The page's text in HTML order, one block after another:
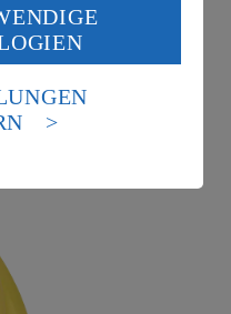
willigst du im Sinne
ein, dass deine
Der EuGH sieht
europäischen
Datenschutzniveau an.
durch US-
der Seite findest du